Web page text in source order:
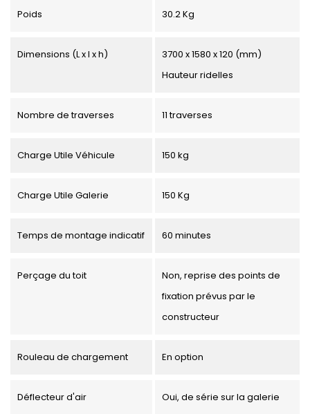
Poids 30.2 Kg
Dimensions (L x l x h)
3700 x 1580 x 120 (mm)
Hauteur ridelles
Nombre de traverses 11 traverses
Charge Utile Véhicule 150 kg
Charge Utile Galerie 150 Kg
Temps de montage indicatif 60 minutes
Perçage du toit
Non, reprise des points de
fixation prévus par le
constructeur
Rouleau de chargement En option
Déflecteur d'air Oui, de série sur la galerie